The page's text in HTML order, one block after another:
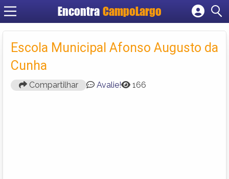
Encontra CampoLargo
Cadastrar empresa
Fazer login
Criar conta
Escola Municipal Afonso Augusto da
Cunha
Compartilhar Avalie! 166